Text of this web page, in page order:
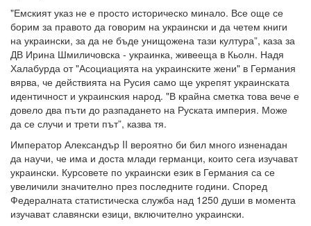
"Емският указ не е просто историческо минало. Все още се
борим за правото да говорим на украински и да четем книги
на украински, за да не бъде унищожена тази култура”, каза за
ДВ Ирина Шмиличовска - украинка, живееща в Кьолн. Надя
Халабурда от "Асоциацията на украинските жени" в Германия
вярва, че действията на Русия само ще укрепят украинската
идентичност и украинския народ. "В крайна сметка това вече е
довело два пъти до разпадането на Руската империя. Може
да се случи и трети път”, казва тя.
Император Александър II вероятно би бил много изненадан
да научи, че има и доста млади германци, които сега изучават
украински. Курсовете по украински език в Германия са се
увеличили значително през последните години. Според
Федералната статистическа служба над 1250 души в момента
изучават славянски езици, включително украински.